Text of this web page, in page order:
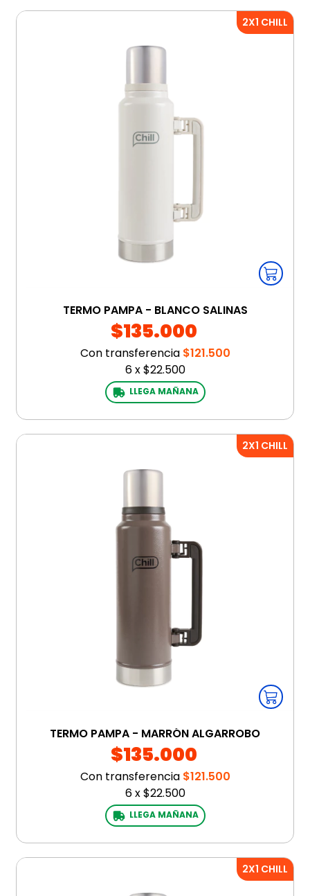
2X1 CHILL
TERMO PAMPA - BLANCO SALINAS
$135.000
Con transferencia $121.500
6x$22.500
LLEGA MAÑANA
2X1 CHILL
TERMO PAMPA - MARRÓN ALGARROBO
$135.000
Con transferencia $121.500
6x$22.500
LLEGA MAÑANA
2X1 CHILL